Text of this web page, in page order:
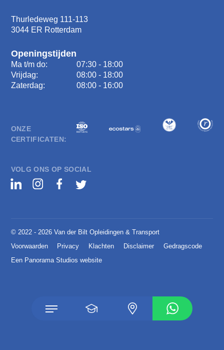
Thurledeweg 111-113
3044 ER Rotterdam
Openingstijden
Ma t/m do:
07:30 - 18:00
Vrijdag:
08:00 - 18:00
Zaterdag:
08:00 - 16:00
ONZE
CERTIFICATEN:
VOLG ONS OP SOCIAL
© 2022 - 2026 Van der Bilt Opleidingen & Transport
Voorwaarden
Privacy Klachten Disclaimer
Gedragscode
Een Panorama Studios website